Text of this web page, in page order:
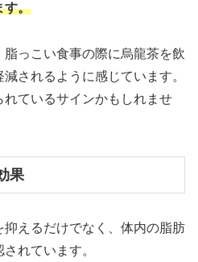
す。
っこい食事の際に烏龍茶を飲
されるように感じています。
ているサインかもしれませ
果
えるだけでなく、体内の脂肪
れています。